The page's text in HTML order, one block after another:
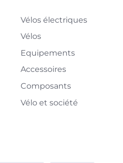
Vélos électriques
Vélos
Equipements
Accessoires
Composants
Vélo et société